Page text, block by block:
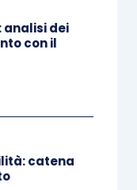
di fornire alle
a cui
di soluzioni
economy
principali
analisi dei
con il
catena